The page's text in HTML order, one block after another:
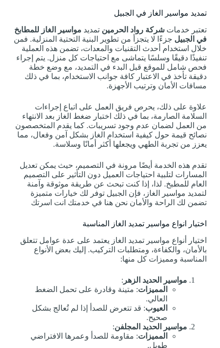
تمديد مواسير الغاز في الجبيل
تعتبر خدمات شركة رواد الحرمين تمديد مواسير الغاز للمطابخ
في الجبيل جزءًا لا يتجزأ من تطوير البنية التحتية المنزلية. فمن
خلال استخدام أحدث التقنيات والمعدات، تضمن هذه العملية
تنفيذًا دقيقًا وسلسًا يتماشى مع احتياجات كل منزل. يتم إجراء
فحص شامل للموقع قبل البدء في التمديد، مع وضع خطة
دقيقة تأخذ في الاعتبار كافة جوانب الاستخدام، بما في ذلك
مسافات الأمان وترتيب الأجهزة.
علاوة على ذلك، يحرص فريق العمل على اتباع إجراءات
السلامة الصارمة، بما في ذلك اختبار ضغط الغاز بعد الانتهاء
من العمل لضمان عدم وجود تسريبات. كما يقدم المتخصصون
نصائح قيمة حول كيفية استخدام الغاز بشكل آمن وفعال، مما
يعزز من تجربة الطهي ويجعلها أكثر أمانًا وسلاسة.
تقدم هذه الخدمة أيضًا مرونة في التصميم، حيث يمكن تعديل
المسارات لتلبية احتياجات العميل دون التأثير على التصميم
العام للمطبخ. لذا، إذا كنت تبحث عن طريقة موثوقة وآمنة
لتمديد مواسير الغاز، فإن الجبيل توفر لك خيارات متميزة
تضمن لك الراحة والأمان نحن هنا في خدمتك انت اسرتك
اختيار انواع مواسير تمديد الغاز المناسبة
اختيار أنواع مواسير تمديد الغاز يعتمد على عدة عوامل تتعلق
بالأمان، والكفاءة، ومتطلبات التركيب. إليك بعض الأنواع
المناسبة ومميزات كل منها:
مواسير الحديد الزهر :
المميزات: متينة وقادرة على تحمل الضغط
العالي.
العيوب: قد تتعرض للصدأ إذا لم تُعالج بشكل
صحيح.
مواسير الحديد المجلفن:
المميزات: مقاومة للصدأ وعمرها الافتراضي
طويل.